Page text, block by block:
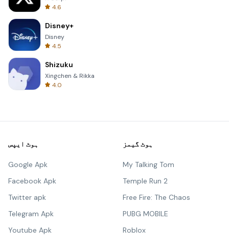
4.6
Disney+
Disney
4.5
Shizuku
Xingchen & Rikka
4.0
ہوٹ ایپس
Google Apk
Facebook Apk
Twitter apk
Telegram Apk
Youtube Apk
ہوٹ گیمز
My Talking Tom
Temple Run 2
Free Fire: The Chaos
PUBG MOBILE
Roblox